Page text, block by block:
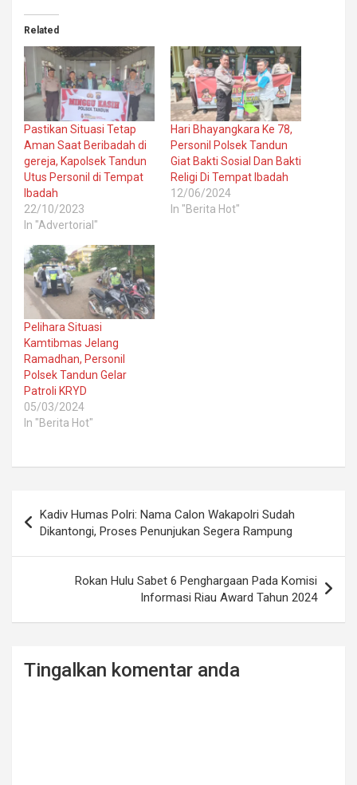
Related
Pastikan Situasi Tetap
Aman Saat Beribadah di
gereja, Kapolsek Tandun
Utus Personil di Tempat
Ibadah
22/10/2023
In "Advertorial"
Hari Bhayangkara Ke 78,
Personil Polsek Tandun
Giat Bakti Sosial Dan Bakti
Religi Di Tempat Ibadah
12/06/2024
In "Berita Hot"
Pelihara Situasi
Kamtibmas Jelang
Ramadhan, Personil
Polsek Tandun Gelar
Patroli KRYD
05/03/2024
In "Berita Hot"
navigation
Kadiv Humas Polri: Nama Calon Wakapolri Sudah
Dikantongi, Proses Penunjukan Segera Rampung
Rokan Hulu Sabet 6 Penghargaan Pada Komisi
Informasi Riau Award Tahun 2024
Tingalkan komentar anda